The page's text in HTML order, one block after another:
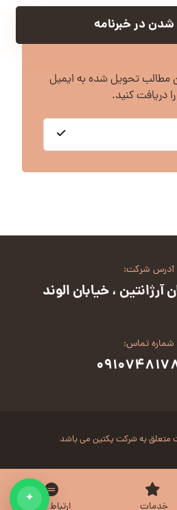
در خبرنامه
مطالب تحویل شده به ایمیل
دریافت کنید.
آدرس شرکت:
آرژانتین ، خیابان الوند
شماره تماس:
متعلق به شرکت پکتین می باشد
خدمات ارتباط با ما
✦